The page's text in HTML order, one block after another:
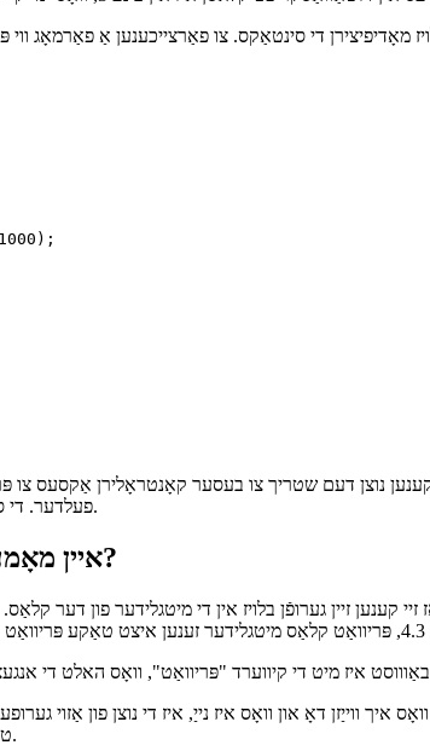
סינטאַקס אַפּלייז פֿאַר פּריוואַט פּראָפּערטיעס אין טייפּסקריפּט. זינט ווערסיע 3.8, איר קענען
איין מאָמענט ביטע, פּריוואַט סטאַטיק פעלדער?